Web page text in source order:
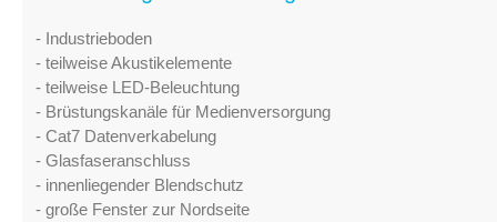
- Industrieboden
- teilweise Akustikelemente
- teilweise LED-Beleuchtung
- Brüstungskanäle für Medienversorgung
- Cat7 Datenverkabelung
- Glasfaseranschluss
- innenliegender Blendschutz
- große Fenster zur Nordseite